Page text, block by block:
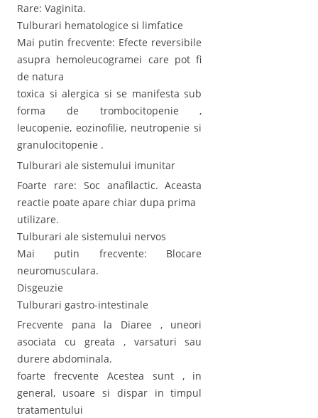
Rare: Vaginita.
Tulburari hematologice si limfatice
Mai putin frecvente: Efecte reversibile
asupra hemoleucogramei care pot fi
de natura
toxica si alergica si se manifesta sub
forma de trombocitopenie ,
leucopenie, eozinofilie, neutropenie si
granulocitopenie .
Tulburari ale sistemului imunitar
Foarte rare: Soc anafilactic. Aceasta
reactie poate apare chiar dupa prima
utilizare.
Tulburari ale sistemului nervos
Mai putin frecvente: Blocare
neuromusculara.
Disgeuzie
Tulburari gastro-intestinale
Frecvente pana la Diaree , uneori
asociata cu greata , varsaturi sau
durere abdominala.
foarte frecvente Acestea sunt , in
general, usoare si dispar in timpul
tratamentului